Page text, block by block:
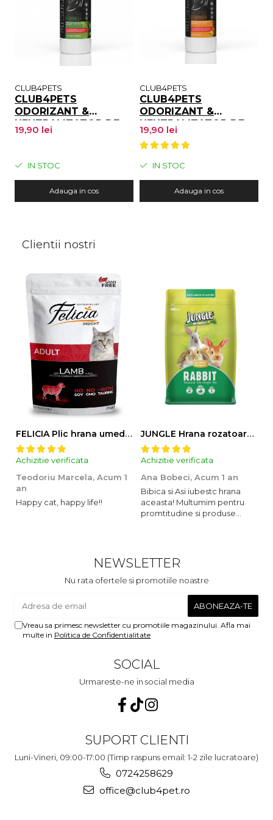
CLUB4PETS
CLUB4PETS
ODORIZANT &
NEUTRALIZATOR DE
MIROS PENTRU
CEAI VERDE, 500g
19,90 lei
IN STOC
Adauga in cos
CLUB4PETS
CLUB4PETS
ODORIZANT &
NEUTRALIZATOR DE
MIROS PENTRU
LITIERĂ, CU AROMĂ DE
FRUCTE, 500g
19,90 lei
IN STOC
Adauga in cos
Clientii nostri
FELICIA Plic hrana umeda pentru pisici adulte, cu Miel, Set 12x85g
Achizitie verificata
Teodoriu Marcela, Acum 1
an
Happy cat, happy life!!
JUNGLE Hrana rozatoare IEPURI 500g
Achizitie verificata
Ana Bobeci, Acum 1 an
Bibica si Asi iubestc hrana
aceasta! Multumim pentru
promtitudine si produse
NEWSLETTER
Nu rata ofertele si promotiile noastre
Vreau sa primesc newsletter cu promotiile magazinului. Afla mai
multe in Politica de Confidentialitate
SOCIAL
Urmareste-ne in social media
SUPORT CLIENTI
Luni-Vineri, 09:00-17:00 (Timp raspuns email: 1-2 zile lucratoare)
0724258629
office@club4pet.ro